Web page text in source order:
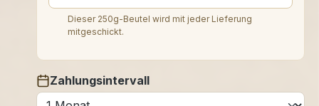
Dieser 250g-Beutel wird mit jeder Lieferung
mitgeschickt.
Zahlungsintervall
auswählen